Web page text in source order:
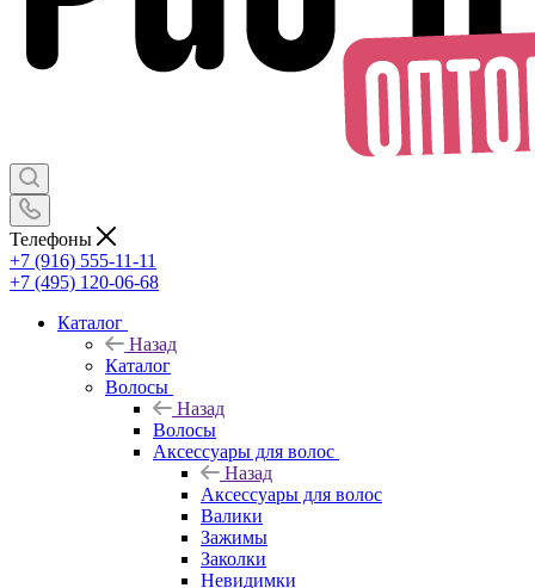
Телефоны
+7 (916) 555-11-11
+7 (495) 120-06-68
Каталог
Назад
Каталог
Волосы
Назад
Волосы
Аксессуары для волос
Назад
Аксессуары для волос
Валики
Зажимы
Заколки
Невидимки